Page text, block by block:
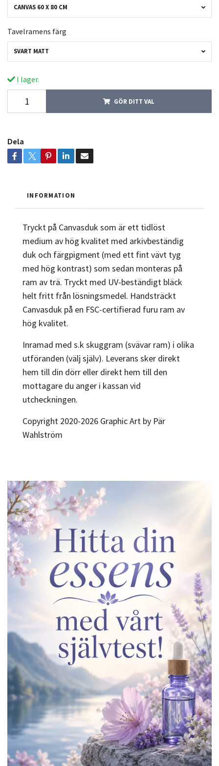
CANVAS 60 X 80 CM
Tavelramens färg
SVART MATT
I lager.
GÖR DITT VAL
Dela
INFORMATION
Tryckt på Canvasduk som är ett tidlöst
medium av hög kvalitet med arkivbeständig
duk och färgpigment (med ett fint vävt tyg
med hög kontrast) som sedan monteras på
ram av trä. Tryckt med UV-beständigt bläck
helt fritt från lösningsmedel. Handsträckt
Canvasduk på en FSC-certifierad furu ram av
hög kvalitet.
Inramad med s.k skuggram (svävar ram) i olika
utföranden (välj själv). Leverans sker direkt
hem till din dörr eller direkt hem till den
mottagare du anger i kassan vid
utcheckningen.
Copyright 2020-2026 Graphic Art by Pär
Wahlström